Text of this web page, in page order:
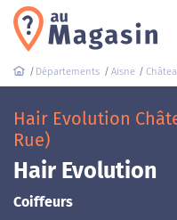
Départements Aisne
Hair Evolution
Rue)
Hair Evolution
Coiffeurs